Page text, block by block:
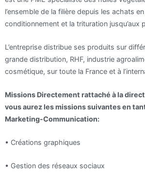
l’ensemble de la filière depuis les achats
conditionnement et la trituration jusqu’aux
L’entreprise distribue ses produits sur
grande distribution, RHF, industrie
cosmétique, sur toute la France et à
Missions Directement rattaché à la
vous aurez les missions suivantes en
Marketing-Communication:
• Créations graphiques
• Gestion des réseaux sociaux